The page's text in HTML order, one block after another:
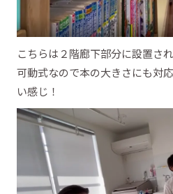
こちらは２階廊下部分に設置さ
可動式なので本の大きさにも対
い感じ！